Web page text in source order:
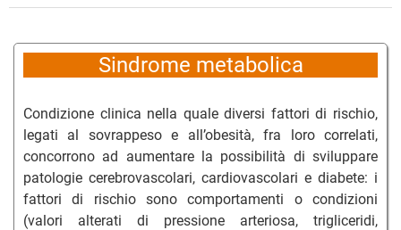
Sindrome metabolica
Condizione clinica nella quale diversi fattori di rischio,
legati al sovrappeso e all’obesità, fra loro correlati,
concorrono ad aumentare la possibilità di sviluppare
patologie cerebrovascolari, cardiovascolari e diabete: i
fattori di rischio sono comportamenti o condizioni
(valori alterati di pressione arteriosa, trigliceridi,